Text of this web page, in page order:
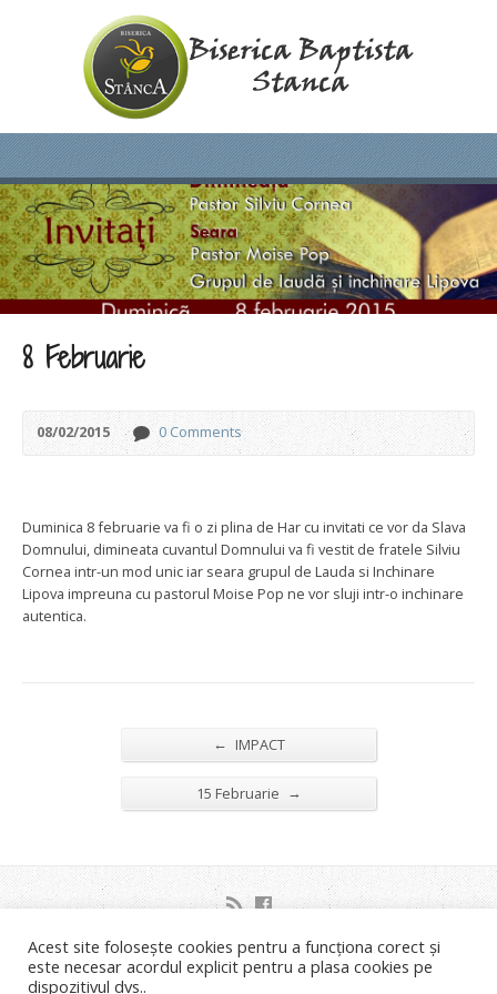
8 Februarie
08/02/2015 0 Comments
Duminica 8 februarie va fi o zi plina de Har cu invitati ce vor da Slava
Domnului, dimineata cuvantul Domnului va fi vestit de fratele Silviu
Cornea intr-un mod unic iar seara grupul de Lauda si Inchinare
Lipova impreuna cu pastorul Moise Pop ne vor sluji intr-o inchinare
autentica.
← IMPACT
15 Februarie →
Strada Orsova nr.2C Timisoara
Liviu Neagoe: 0721.453.035 Email: info@bisericastanca.ro
Acest site folosește cookies pentru a funcționa corect și
este necesar acordul explicit pentru a plasa cookies pe
dispozitivul dvs..